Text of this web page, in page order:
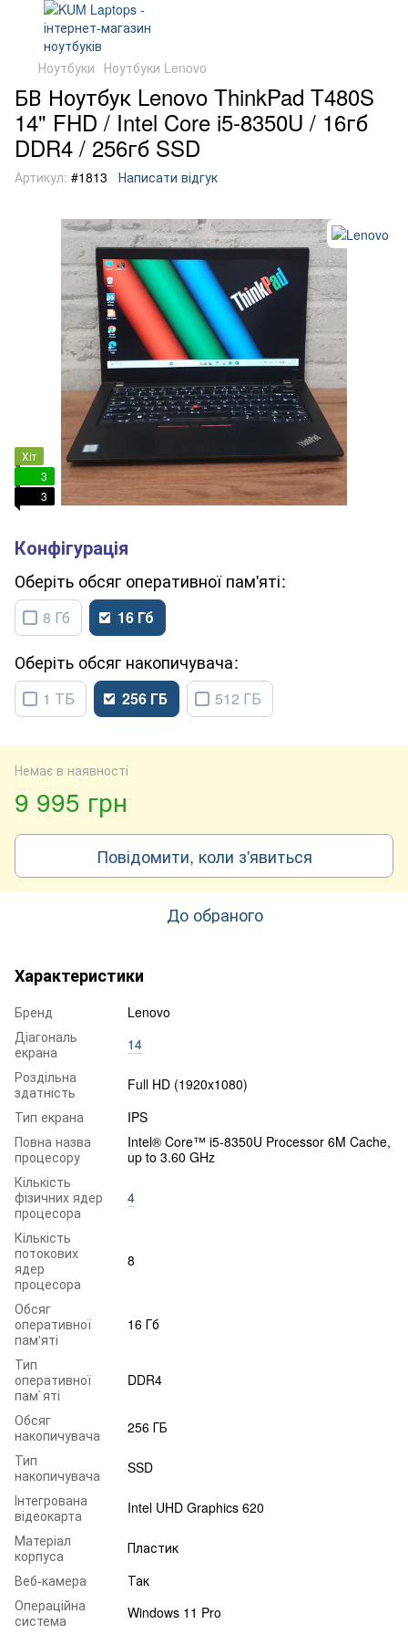
Ноутбуки Ноутбуки Lenovo
БВ Ноутбук Lenovo ThinkPad T480S
14" FHD / Intel Core i5-8350U / 16гб
DDR4 / 256гб SSD
Артикул: #1813 Написати відгук
Хіт
3
3
обсяг оперативної пам'яті
8 Гб 16 Гб
обсяг накопичувача
1 ТБ 256 ГБ 512 ГБ
Немає в наявності
9 995 грн
Повідомити, коли з'явиться
До обраного
Характеристики
Бренд
Lenovo
Діагональ
екрана
14
Роздільна
здатність
Full HD (1920x1080)
Тип екрана
IPS
Повна назва
процесору
Intel® Core™ i5-8350U Processor 6M Cache,
up to 3.60 GHz
Кількість
фізичних ядер
процесора
4
Кількість
потокових
ядер
процесора
8
Обсяг
оперативної
пам'яті
16 Гб
Тип
оперативної
пам`яті
DDR4
Обсяг
накопичувача
256 ГБ
Тип
накопичувача
SSD
Інтегрована
відеокарта
Intel UHD Graphics 620
Матеріал
корпуса
Пластик
Веб-камера
Так
Операційна
система
Windows 11 Pro